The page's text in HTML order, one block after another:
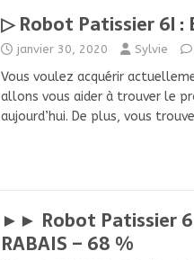
▷ Robot Patissier 6l :
janvier 30, 2020 Sylvie
Vous voulez acquérir
allons vous aider à trouver le
aujourd’hui. De plus, vous
►► Robot Patissier
RABAIS – 68 %